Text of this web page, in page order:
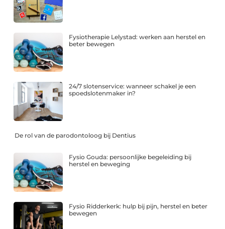
Fysiotherapie Lelystad: werken aan herstel en
beter bewegen
24/7 slotenservice: wanneer schakel je een
spoedslotenmaker in?
De rol van de parodontoloog bij Dentius
Fysio Gouda: persoonlijke begeleiding bij
herstel en beweging
Fysio Ridderkerk: hulp bij pijn, herstel en beter
bewegen